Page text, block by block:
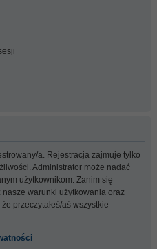
a. Rejestracja zajmuje tylko
Administrator może nadać
użytkownikom. Zanim się
warunki użytkowania oraz
przeczytałeś/aś wszystkie